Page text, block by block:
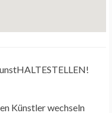
Künstler wechseln